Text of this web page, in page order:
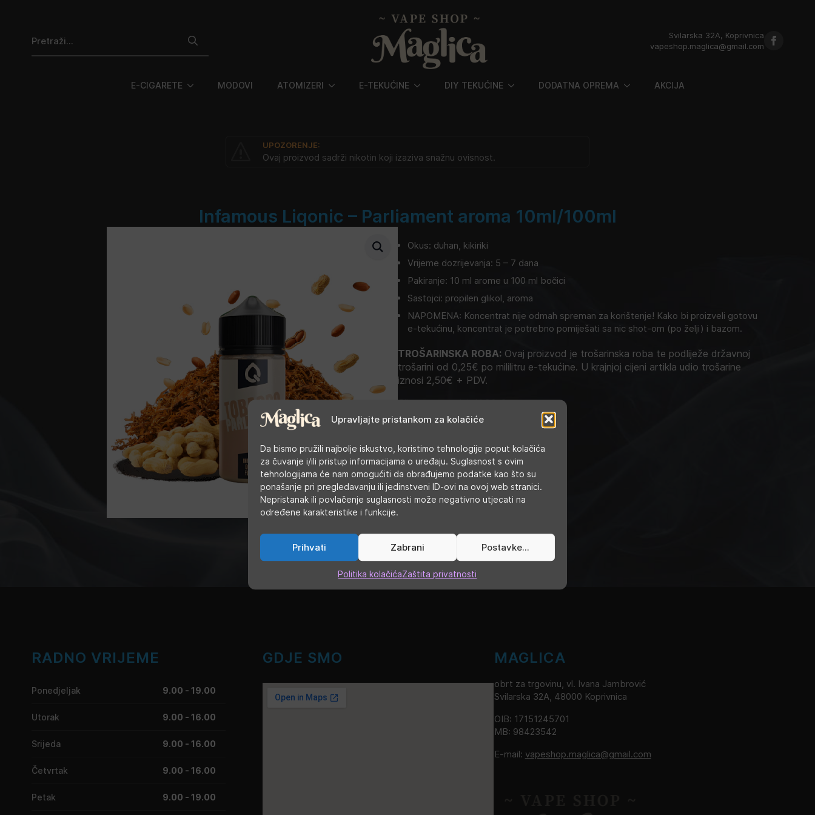
Upravljajte pristankom za kolačiće
Da bismo pružili najbolje iskustvo, koristimo tehnologije poput kolačića
za čuvanje i/ili pristup informacijama o uređaju. Suglasnost s ovim
tehnologijama će nam omogućiti da obrađujemo podatke kao što su
ponašanje pri pregledavanju ili jedinstveni ID-ovi na ovoj web stranici.
Nepristanak ili povlačenje suglasnosti može negativno utjecati na
određene karakteristike i funkcije.
Prihvati Zabrani Postavke...
Politika kolačićaZaštita privatnosti
Svilarska 32A, Koprivnica
vapeshop.maglica@gmail.com
E-CIGARETE MODOVI ATOMIZERI E-TEKUĆINE DIY TEKUĆINE DODATNA OPREMA AKCIJA
UPOZORENJE:
Ovaj proizvod sadrži nikotin koji izaziva snažnu ovisnost.
Infamous Liqonic – Parliament aroma 10ml/100ml
Okus: duhan, kikiriki
Vrijeme dozrijevanja: 5 – 7 dana
Pakiranje: 10 ml arome u 100 ml bočici
Sastojci: propilen glikol, aroma
NAPOMENA: Koncentrat nije odmah spreman za korištenje! Kako bi proizveli gotovu
e-tekućinu, koncentrat je potrebno pomiješati sa nic shot-om (po želji) i bazom.
TROŠARINSKA ROBA: Ovaj proizvod je trošarinska roba te podliježe državnoj
trošarini od 0,25€ po mililitru e-tekućine. U krajnjoj cijeni artikla udio trošarine
iznosi 2,50€ + PDV.
Cijena u trgovini:11,00€
Oznaka:Infamous
RADNO VRIJEME
Ponedjeljak 9.00 - 19.00
Utorak 9.00 - 16.00
Srijeda 9.00 - 16.00
Četvrtak 9.00 - 16.00
Petak 9.00 - 19.00
GDJE SMO MAGLICA
obrt za trgovinu, vl. Ivana Jambrović
Svilarska 32A, 48000 Koprivnica
OIB: 17151245701
MB: 98423542
E-mail: vapeshop.maglica@gmail.com